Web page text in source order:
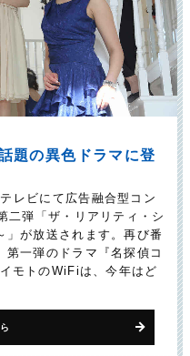
題の異色ドラマに登
レビにて広告融合型コン
二弾「ザ・リアリティ・シ
」が放送されます。再び番
一弾のドラマ『名探偵コ
モトのWiFiは、今年はど